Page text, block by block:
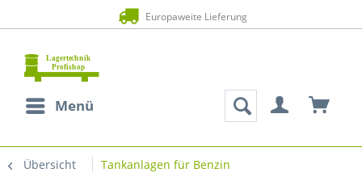
Europaweite Lieferung
Menü
Übersicht Tankanlagen für Benzin